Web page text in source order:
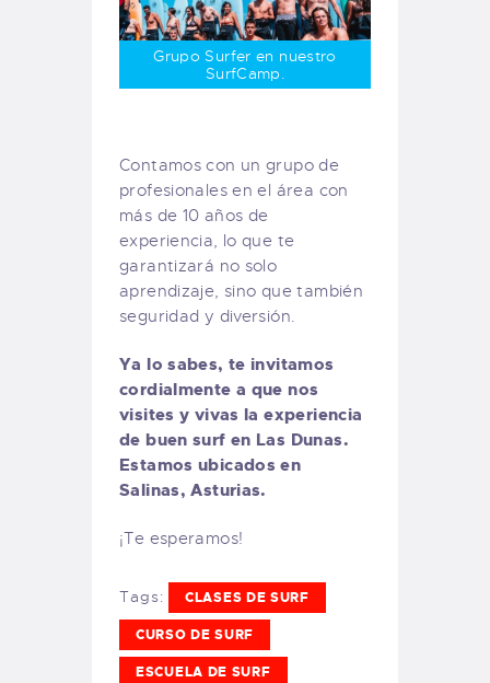
Grupo Surfer en nuestro
SurfCamp.
Contamos con un grupo de
profesionales en el área con
más de 10 años de
experiencia, lo que te
garantizará no solo
aprendizaje, sino que también
seguridad y diversión.
Ya lo sabes, te invitamos
cordialmente a que nos
visites y vivas la experiencia
de buen surf en Las Dunas.
Estamos ubicados en
Salinas, Asturias.
¡Te esperamos!
Tags: CLASES DE SURF
CURSO DE SURF
ESCUELA DE SURF